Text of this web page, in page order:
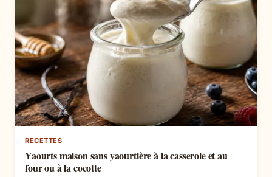
RECETTES
Yaourts maison sans yaourtière à la casserole et au
four ou à la cocotte